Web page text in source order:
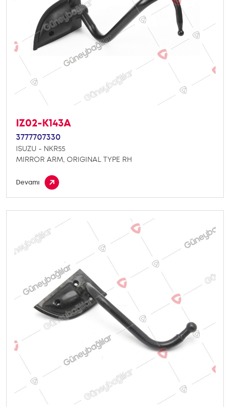
IZ02-K143A
3777707330
ISUZU - NKR55
MIRROR ARM, ORIGINAL TYPE RH
Devamı